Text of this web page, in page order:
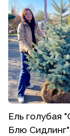
Ель голубая
Блю Сидлинг"